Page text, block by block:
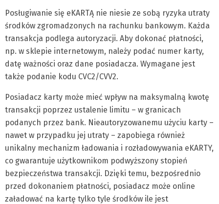
Posługiwanie się eKARTĄ nie niesie ze sobą ryzyka utraty
środków zgromadzonych na rachunku bankowym. Każda
transakcja podlega autoryzacji. Aby dokonać płatności,
np. w sklepie internetowym, należy podać numer karty,
datę ważności oraz dane posiadacza. Wymagane jest
także podanie kodu CVC2/CVV2.
Posiadacz karty może mieć wpływ na maksymalną kwotę
transakcji poprzez ustalenie limitu – w granicach
podanych przez bank. Nieautoryzowanemu użyciu karty –
nawet w przypadku jej utraty – zapobiega również
unikalny mechanizm ładowania i rozładowywania eKARTY,
co gwarantuje użytkownikom podwyższony stopień
bezpieczeństwa transakcji. Dzięki temu, bezpośrednio
przed dokonaniem płatności, posiadacz może online
załadować na kartę tylko tyle środków ile jest